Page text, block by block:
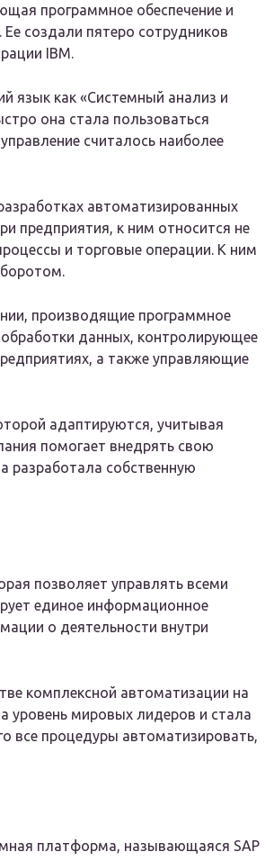
программное обеспечение и
создали пятеро сотрудников
IBM.
язык как «Системный анализ и
она стала пользоваться
считалось наиболее
автоматизированных
предприятия, к ним относится не
и торговые операции. К ним
производящие программное
обработки данных, контролирующее
а также управляющие
адаптируются, учитывая
помогает внедрять свою
разработала собственную
позволяет управлять всеми
единое информационное
о деятельности внутри
комплексной автоматизации на
уровень мировых лидеров и стала
все процедуры автоматизировать,
платформа, называющаяся SAP